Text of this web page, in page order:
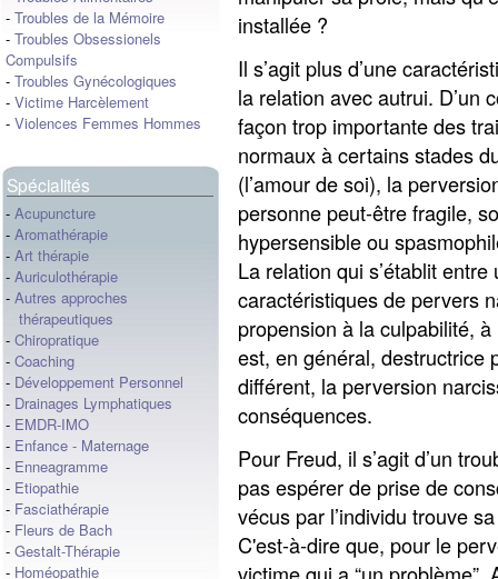
- Troubles de la Mémoire
- Troubles Obsessionels
Compulsifs
- Troubles Gynécologiques
- Victime Harcèlement
- Violences Femmes Hommes
Spécialités
- Acupuncture
- Aromathérapie
- Art thérapie
- Auriculothérapie
- Autres approches
thérapeutiques
- Chiropratique
- Coaching
- Développement Personnel
- Drainages Lymphatiques
- EMDR-IMO
- Enfance - Maternage
- Enneagramme
- Etiopathie
- Fasciathérapie
- Fleurs de Bach
- Gestalt-Thérapie
- Homéopathie
installée ?
Il s’agit plus d’une
la relation avec autrui. D’un
façon trop importante des
normaux à certains stades
(l’amour de soi), la
personne peut-être fragile,
hypersensible ou
La relation qui s’établit
caractéristiques de pervers
propension à la culpabilité,
est, en général, destructrice
différent, la perversion
conséquences.
Pour Freud, il s’agit d’un
pas espérer de prise de
vécus par l’individu trouve
C'est-à-dire que, pour le
victime qui a “un problème”.